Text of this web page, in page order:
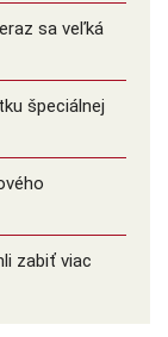
sa veľká
špeciálnej
zabiť viac